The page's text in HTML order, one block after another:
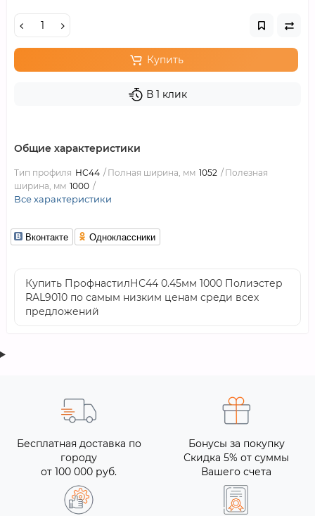
Купить
В 1 клик
Общие характеристики
Тип профиля НС44 Полная ширина, мм 1052
Полезная
ширина, мм 1000
Все характеристики
Вконтакте Одноклассники
Купить ПрофнастилНС44 0.45мм 1000 Полиэстер
RAL9010 по самым низким ценам среди всех
предложений
Бесплатная доставка по
городу
от 100 000 руб.
Бонусы за покупку
Скидка 5% от суммы
Вашего счета